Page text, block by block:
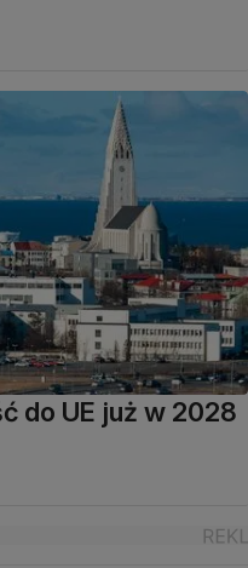
do UE już w 2028